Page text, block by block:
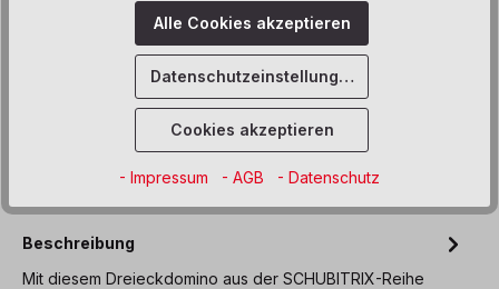
Produkt Anzahl: Gib den
In den Warenkorb
Sofort verfügbar, Lieferzeit: 5 Werktage
Beschreibung
Mit diesem Dreieckdomino aus der SCHUBITRIX-Reihe
Alle Cookies akzeptieren
Datenschutzeinstellungen
Cookies akzeptieren
- Impressum - AGB - Datenschutz